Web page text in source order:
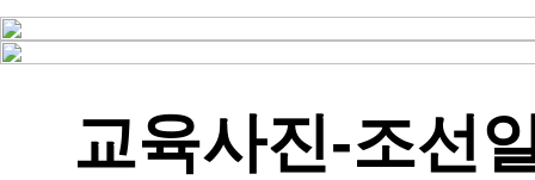
교육사진-조선